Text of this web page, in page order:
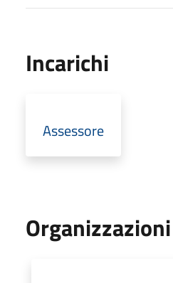
Incarichi
Assessore
Organizzazioni